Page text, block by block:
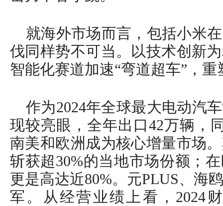
就海外市场而言，包括小米
伐同样势不可当。以技术创新
智能化赛道加速“弯道超车”，
作为2024年全球最大电动汽
现较亮眼，全年出口42万辆，
南美和欧洲成为核心增量市场
斩获超30%的当地市场份额；
更是高达近80%。元PLUS、海
军。从经营业绩上看，2024